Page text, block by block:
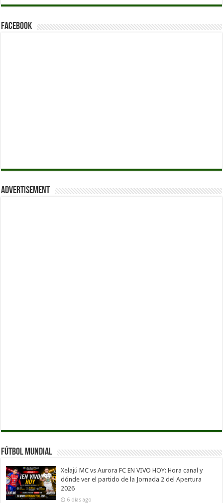
Facebook
Advertisement
Fútbol Mundial
Xelajú MC vs Aurora FC EN VIVO HOY: Hora canal y
dónde ver el partido de la Jornada 2 del Apertura
2026
6 días ago